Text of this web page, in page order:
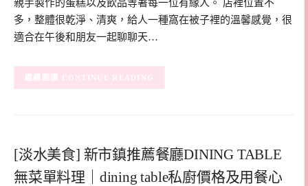
親手製作的蛋糕以及飲品等著每一位有緣人。 店裡位置不
多，整體很乾淨、清爽，給人一種窩在被子裡的溫馨感覺，很
適合在午後和朋友一起聊聊天…
CONTINUE READING
[淡水美食] 新市鎮推薦餐廳DINING TABLE
無菜單料理｜dining table私廚價格及用餐心